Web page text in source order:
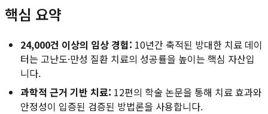
핵심 요약
24,000건 이상의 임상 경험: 10년간 축적된 방대한 치료 데이
터는 고난도·만성 질환 치료의 성공률을 높이는 핵심 자산입
니다.
과학적 근거 기반 치료: 12편의 학술 논문을 통해 치료 효과와
안정성이 입증된 검증된 방법론을 사용합니다.